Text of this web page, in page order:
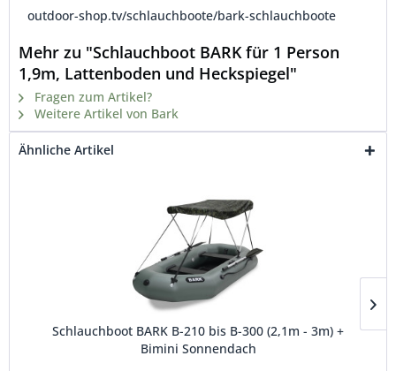
outdoor-shop.tv/schlauchboote/bark-schlauchboote
Mehr zu "Schlauchboot BARK für 1 Person
1,9m, Lattenboden und Heckspiegel"
Fragen zum Artikel?
Weitere Artikel von Bark
Ähnliche Artikel
Schlauchboot BARK B-210 bis B-300 (2,1m - 3m) +
Bimini Sonnendach